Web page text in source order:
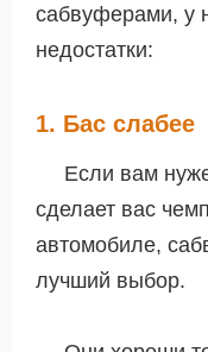
сабвуферами, у
недостатки:
1. Бас слабее
Если вам
сделает вас
автомобиле,
лучший выбор.